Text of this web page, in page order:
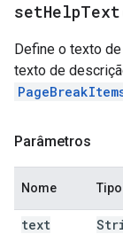
Define o texto
texto de
Parâmetros
Nome Tipo
text